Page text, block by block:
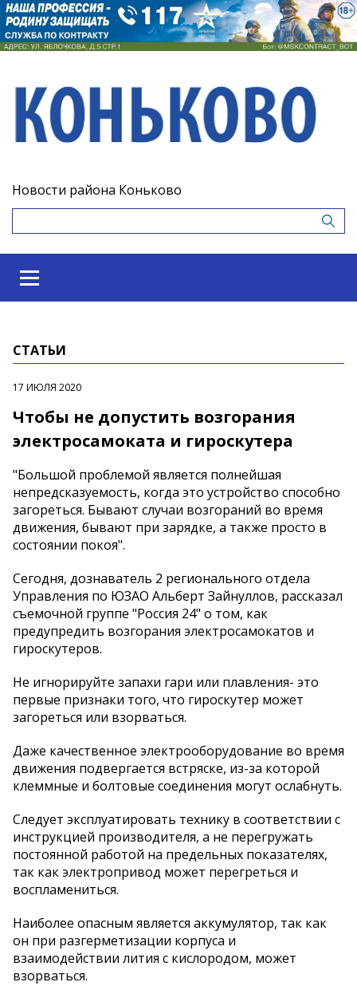
Новости района Коньково
СТАТЬИ
17 ИЮЛЯ 2020
Чтобы не допустить возгорания
электросамоката и гироскутера
"Большой проблемой является полнейшая
непредсказуемость, когда это устройство способно
загореться. Бывают случаи возгораний во время
движения, бывают при зарядке, а также просто в
состоянии покоя".
Сегодня, дознаватель 2 регионального отдела
Управления по ЮЗАО Альберт Зайнуллов, рассказал
съемочной группе "Россия 24" о том, как
предупредить возгорания электросамокатов и
гироскутеров.
Не игнорируйте запахи гари или плавления- это
первые признаки того, что гироскутер может
загореться или взорваться.
Даже качественное электрооборудование во время
движения подвергается встряске, из-за которой
клеммные и болтовые соединения могут ослабнуть.
Следует эксплуатировать технику в соответствии с
инструкцией производителя, а не перегружать
постоянной работой на предельных показателях,
так как электропривод может перегреться и
воспламениться.
Наиболее опасным является аккумулятор, так как
он при разгерметизации корпуса и
взаимодействии лития с кислородом, может
взорваться.